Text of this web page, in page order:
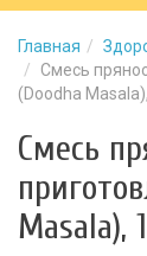
Главная
Смесь
(Doodha
Смесь
Masala),